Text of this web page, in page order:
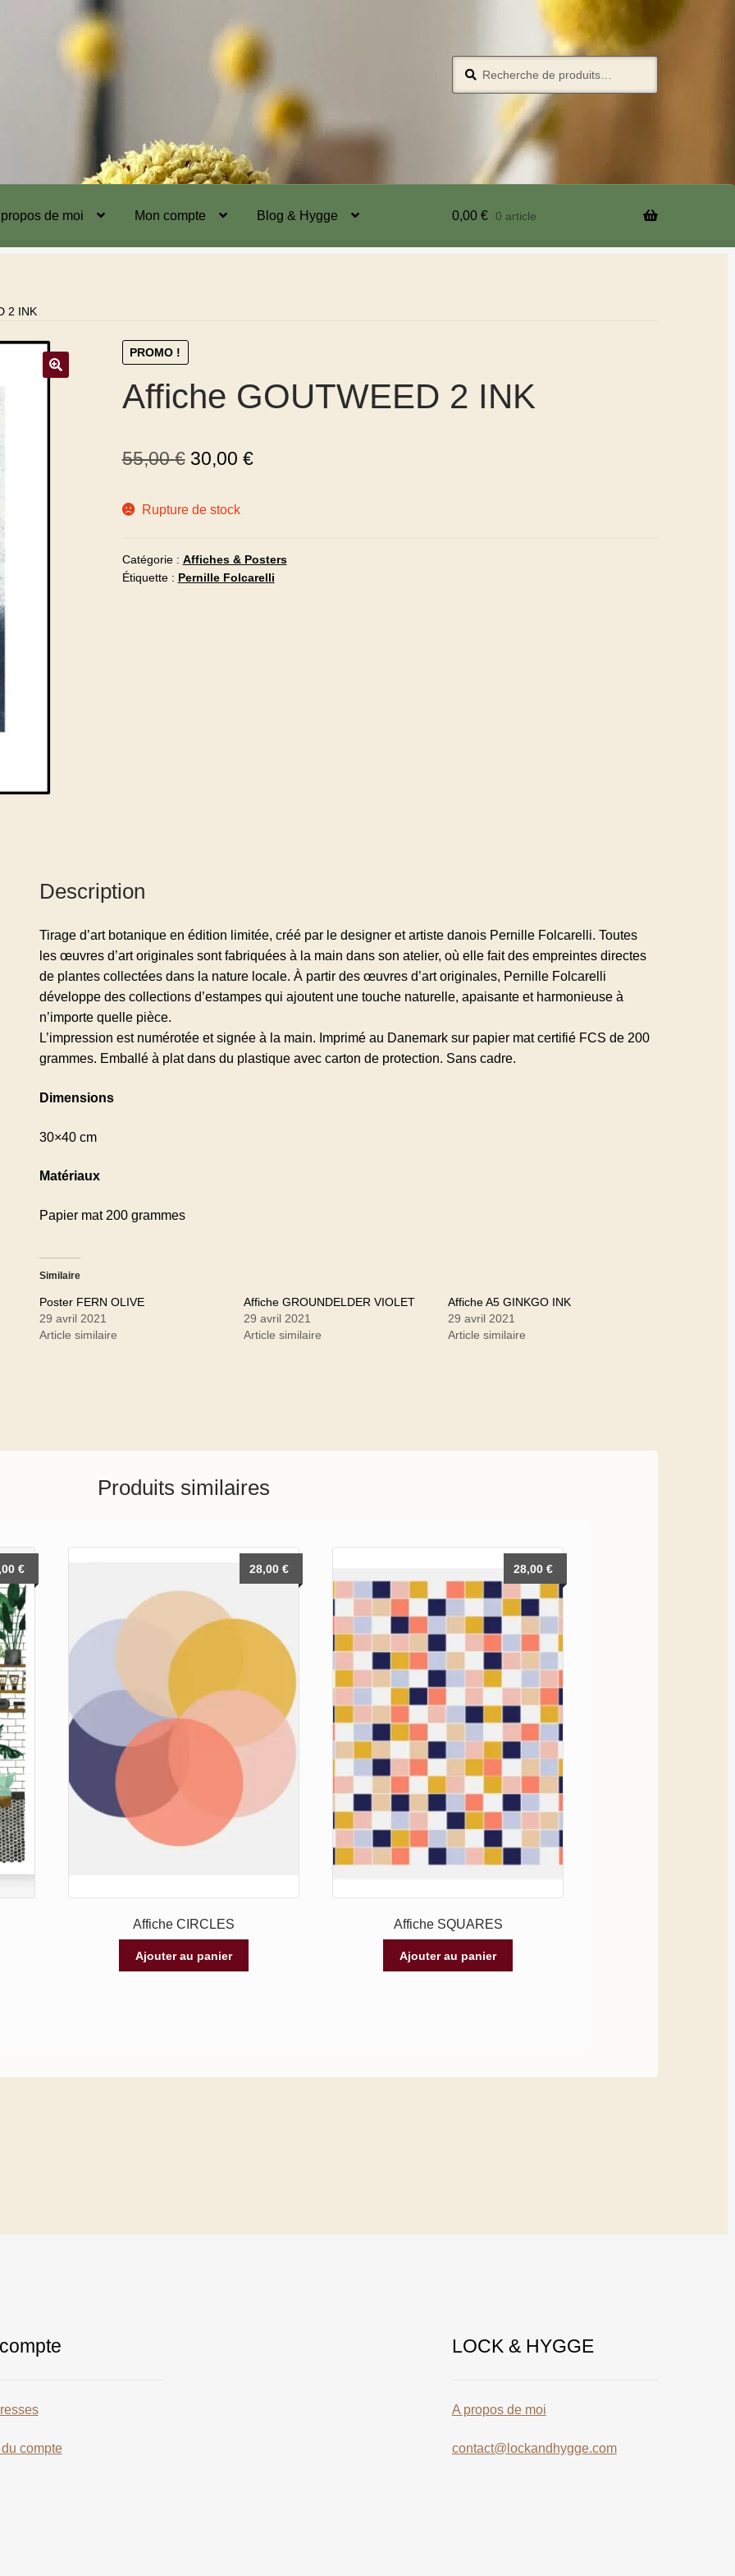
de moi Mon compte Blog & Hygge 0,00 € 0 article
2 INK
PROMO !
Affiche GOUTWEED 2 INK
55,00€ 30,00 €
Rupture de stock
Catégorie : Affiches & Posters
Étiquette : Pernille Folcarelli
Description
Tirage d’art botanique en édition limitée, créé par le designer et artiste danois Pernille Folcarelli. Toutes
les œuvres d’art originales sont fabriquées à la main dans son atelier, où elle fait des empreintes directes
de plantes collectées dans la nature locale. À partir des œuvres d’art originales, Pernille Folcarelli
développe des collections d’estampes qui ajoutent une touche naturelle, apaisante et harmonieuse à
n’importe quelle pièce.
L’impression est numérotée et signée à la main. Imprimé au Danemark sur papier mat certifié FCS de 200
grammes. Emballé à plat dans du plastique avec carton de protection. Sans cadre.
Dimensions
30×40 cm
Matériaux
Papier mat 200 grammes
Similaire
Poster FERN OLIVE
29 avril 2021
Article similaire
Affiche GROUNDELDER VIOLET
29 avril 2021
Article similaire
Affiche A5 GINKGO INK
29 avril 2021
Article similaire
Produits similaires
€
Affiche CIRCLES
28,00 €
Ajouter au panier
Affiche SQUARES
28,00€
Ajouter au panier
compte
LOCK & HYGGE
A propos de moi
contact@lockandhygge.com